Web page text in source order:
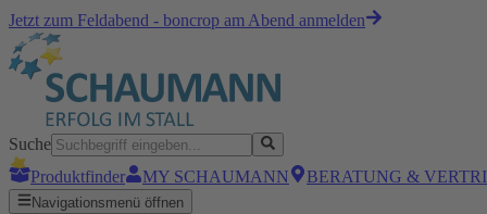
Jetzt zum Feldabend - boncrop am Abend anmelden
Suche
Produktfinder
MY SCHAUMANN BERATUNG &
Navigationsmenü öffnen